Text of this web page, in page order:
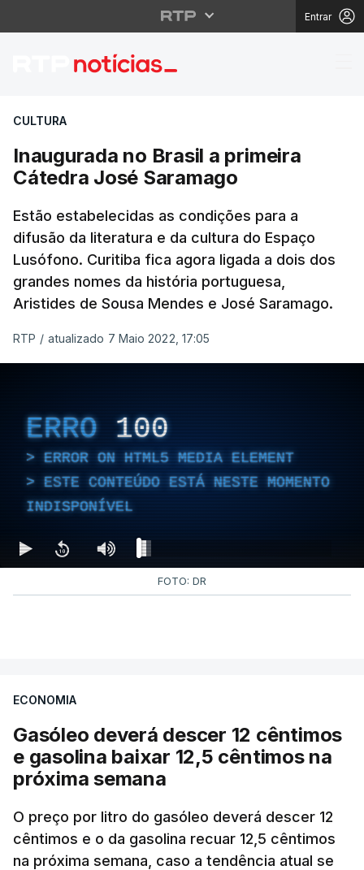
Entrar
Inaugurada no Brasil
CULTURA
Inaugurada no Brasil a primeira
Cátedra José Saramago
Estão estabelecidas as condições para a
difusão da literatura e da cultura do Espaço
Lusófono. Curitiba fica agora ligada a dois dos
grandes nomes da história portuguesa,
Aristides de Sousa Mendes e José Saramago.
RTP / atualizado 7 Maio 2022, 17:05
ERRO 100
ERROR ON HTML5 MEDIA ELEMENT
ESTE CONTEÚDO ESTÁ NESTE MOMENTO
INDISPONÍVEL
FOTO: DR
ECONOMIA
Gasóleo deverá descer 12 cêntimos
e gasolina baixar 12,5 cêntimos na
próxima semana
O preço por litro do gasóleo deverá descer 12
cêntimos e o da gasolina recuar 12,5 cêntimos
na próxima semana, caso a tendência atual se